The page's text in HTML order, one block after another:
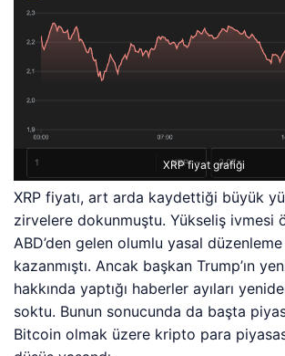
XRP fiyat grafiği
XRP fiyatı, art arda kaydettiği büyük
zirvelere dokunmuştu. Yükseliş ivmesi
ABD’den gelen olumlu yasal
kazanmıştı. Ancak başkan Trump’ın
hakkında yaptığı haberler ayıları
soktu. Bunun sonucunda da başta
Bitcoin olmak üzere kripto para